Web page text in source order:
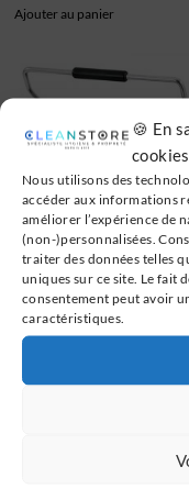
🍪 En
cookies
Nous utilisons des
accéder aux informations
améliorer l’expérience de
(non-)personnalisées.
traiter des données telles
uniques sur ce site. Le fait
consentement peut avoir
caractéristiques.
Ajouter au panier
Grill Panini Grand
Rainurée - Lisse avec